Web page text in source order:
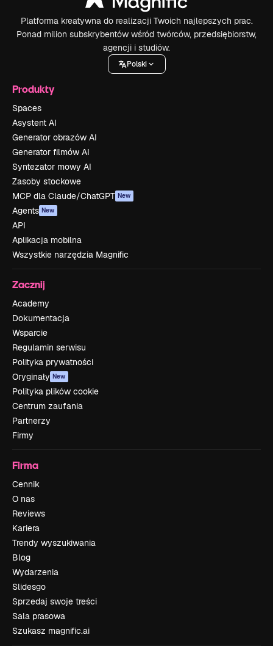
Platforma kreatywna do realizacji Twoich najlepszych prac.
Ponad milion subskrybentów wśród twórców, przedsiębiorstw,
agencji i studiów.
Polski
Produkty
Spaces
Asystent AI
Generator obrazów AI
Generator filmów AI
Syntezator mowy AI
Zasoby stockowe
MCP dla Claude/ChatGPT New
Agents New
API
Aplikacja mobilna
Wszystkie narzędzia Magnific
Zacznij
Academy
Dokumentacja
Wsparcie
Regulamin serwisu
Polityka prywatności
Oryginały New
Polityka plików cookie
Centrum zaufania
Partnerzy
Firmy
Firma
Cennik
O nas
Reviews
Kariera
Trendy wyszukiwania
Blog
Wydarzenia
Slidesgo
Sprzedaj swoje treści
Sala prasowa
Szukasz magnific.ai